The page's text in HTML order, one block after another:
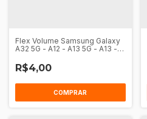
Flex Volume Samsung Galaxy
A32 5G - A12 - A13 5G - A13 -
R$4,00